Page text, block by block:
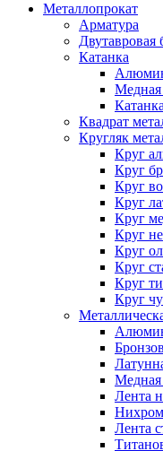
Металлопрокат
Арматура
Двутавровая
Катанка
Медная
Квадрат
Кругляк
Круг
Круг
Круг
Круг
Круг
Круг
Круг
Круг
Круг
Круг
Медная
Лента
Лента